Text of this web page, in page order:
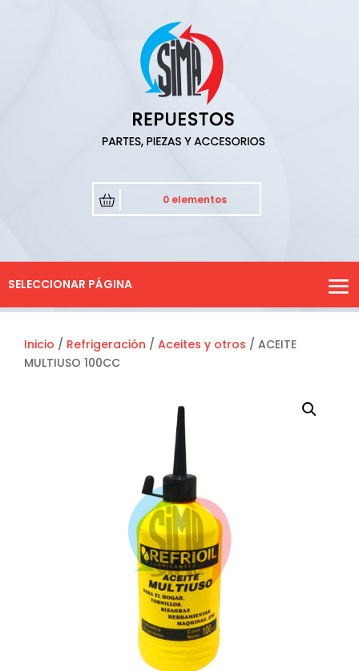
0 elementos
SELECCIONAR PÁGINA
Inicio / Refrigeración / Aceites y otros / ACEITE
MULTIUSO 100CC